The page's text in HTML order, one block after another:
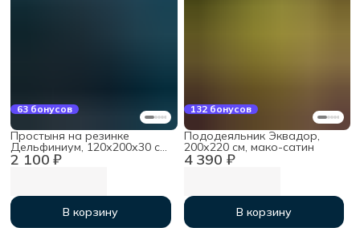
63 бонусов
2 100 ₽
Простыня на резинке
Дельфиниум, 120х200х30 см,
мако-сатин
В корзину
132 бонусов
4 390 ₽
Пододеяльник Эквадор,
200х220 см, мако-сатин
В корзину